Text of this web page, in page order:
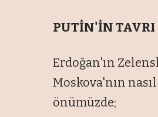
PUTİN'İN TAVRI
Erdoğan'ın
Moskova'nın
önümüzde;